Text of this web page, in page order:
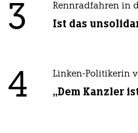
3 Rennradfahren in
Ist das
4 Linken-Politikerin
„Dem Kanzler